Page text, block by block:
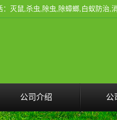
公司介绍 公